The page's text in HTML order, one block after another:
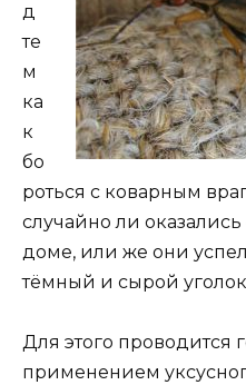
д
те
м
ка
к
бо
роться с коварным
случайно ли
доме, или же они
тёмный и сырой
Для этого проводится
применением